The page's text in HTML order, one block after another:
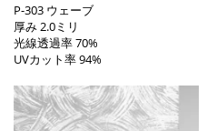
P-303 ウェーブ
厚み 2.0ミリ
光線透過率 70%
UVカット率 94%